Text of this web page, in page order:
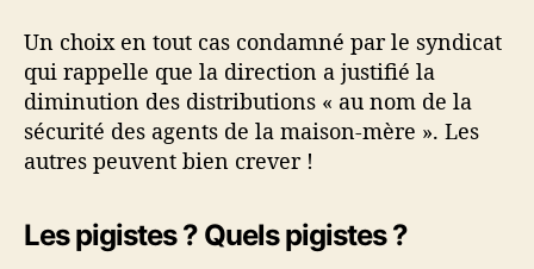
Un choix en tout cas condamné par le syndicat
qui rappelle que la direction a justifié la
diminution des distributions « au nom de la
sécurité des agents de la maison-mère ». Les
autres peuvent bien crever !
Les pigistes ? Quels pigistes ?